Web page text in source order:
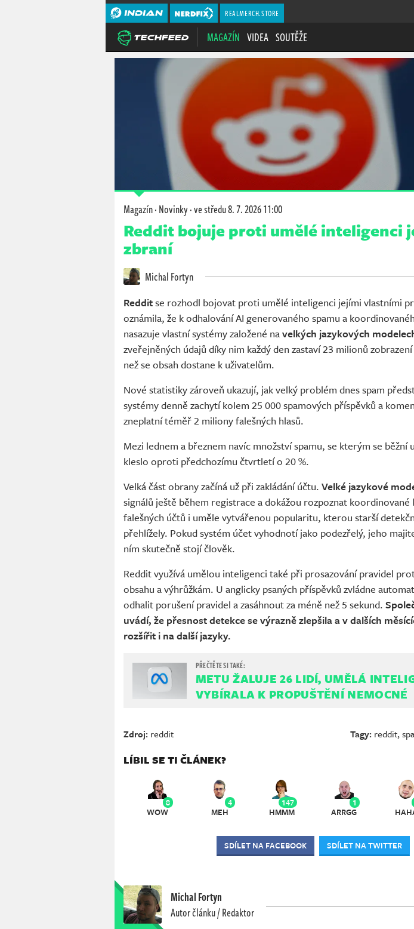
REALMERCH.STORE
MAGAZÍN VIDEA SOUTĚŽE
Magazín·Novinky·ve středu8. 7. 2026 11:00
Reddit bojuje proti umělé inteligenci
zbraní
Michal Fortyn
Redditse rozhodl bojovat proti umělé inteligenci jejími vlastními
oznámila, že k odhalování AI generovaného spamu a
nasazuje vlastní systémy založené navelkých jazykových
zveřejněných údajů díky nim každý den zastaví 23 milionů
než se obsah dostane k uživatelům.
Nové statistiky zároveň ukazují, jak velký problém dnes spam
systémy denně zachytí kolem 25 000 spamových příspěvků a
zneplatní téměř 2 miliony falešných hlasů.
Mezi lednem a březnem navíc množství spamu, se kterým se běžní
kleslo oproti předchozímu čtvrtletí o 20 %.
Velká část obrany začíná už při zakládání účtu. Velké jazykové
signálů ještě během registrace a dokážou rozpoznat koordinované
falešných účtů i uměle vytvářenou popularitu, kterou starší
přehlížely. Pokud systém účet vyhodnotí jako podezřelý, jeho
ním skutečně stojí člověk.
Reddit využívá umělou inteligenci také při prosazování pravidel
obsahu a výhrůžkám. U anglicky psaných příspěvků zvládne
odhalit porušení pravidel a zasáhnout za méně než 5 sekund.
uvádí, že přesnost detekce se výrazně zlepšila a v dalších
rozšířit i na další jazyky.
METU ŽALUJE 26 LIDÍ, UMĚLÁ
VYBÍRALA K PROPUŠTĚNÍ NEMOCNÉ
Zdroj: reddit Tagy: reddit,
LÍBIL SE TI ČLÁNEK?
8
WOW
4
MEH
147
HMMM
1
ARRGG
SDÍLET NA FACEBOOK SDÍLET NA TWITTER
Michal Fortyn
Autor článku / Redaktor